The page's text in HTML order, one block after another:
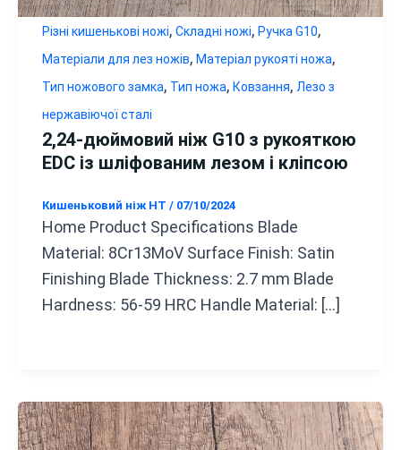
Різні кишенькові ножі, Складні ножі, Ручка G10,
Матеріали для лез ножів, Матеріал рукояті ножа,
Тип ножового замка, Тип ножа, Ковзання, Лезо з
нержавіючої сталі
2,24-дюймовий ніж G10 з рукояткою
EDC із шліфованим лезом і кліпсою
Кишеньковий ніж HT / 07/10/2024
Home Product Specifications Blade
Material: 8Cr13MoV Surface Finish: Satin
Finishing Blade Thickness: 2.7 mm Blade
Hardness: 56-59 HRC Handle Material: […]